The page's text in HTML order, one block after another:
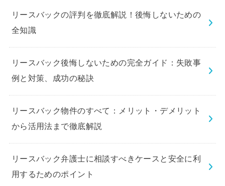
リースバックの評判を徹底解説！後悔しないための
全知識
リースバック後悔しないための完全ガイド：失敗事
例と対策、成功の秘訣
リースバック物件のすべて：メリット・デメリット
から活用法まで徹底解説
リースバック弁護士に相談すべきケースと安全に利
用するためのポイント